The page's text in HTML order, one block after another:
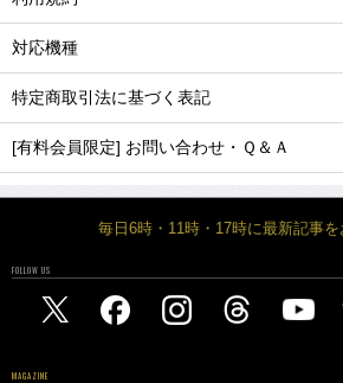
対応機種
特定商取引法に基づく表記
[有料会員限定] お問い合わせ・Ｑ＆Ａ
毎日6時・11時・17時に最新記事
FOLLOW US
MAGAZINE